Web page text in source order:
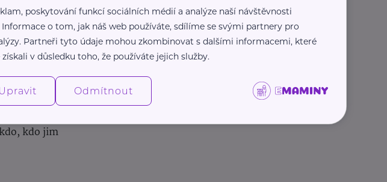
kdo jim
a
jejich blízcí
kdo jim
poskytování funkcí sociálních médií a analýze naší návštěvnosti
Informace o tom, jak náš web používáte, sdílíme se svými partnery pro
Partneři tyto údaje mohou zkombinovat s dalšími informacemi, které
v důsledku toho, že používáte jejich služby.
Odmítnout